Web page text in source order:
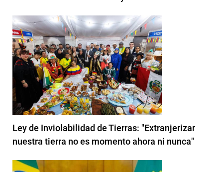
Ley de Inviolabilidad de Tierras: "Extranjerizar
nuestra tierra no es momento ahora ni nunca"